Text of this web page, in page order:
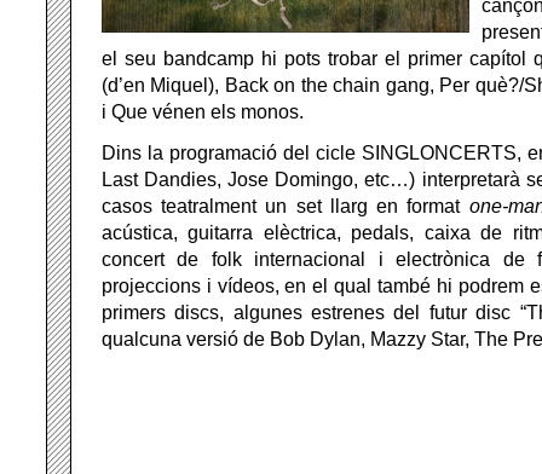
el seu bandcamp hi pots trobar el primer capítol
(d’en Miquel), Back on the chain gang, Per què?/
i Que vénen els monos.
Dins la programació del cicle SINGLONCERTS,
Last Dandies, Jose Domingo, etc…) interpretarà
casosteatralment un set llarg en format one-
acústica, guitarra elèctrica, pedals, caixa de
concert de folk internacional i electrònica de
projeccions i vídeos, en el qual també hi podrem
primers discs, algunes estrenes del futur disc
qualcuna versió de Bob Dylan, Mazzy Star, The